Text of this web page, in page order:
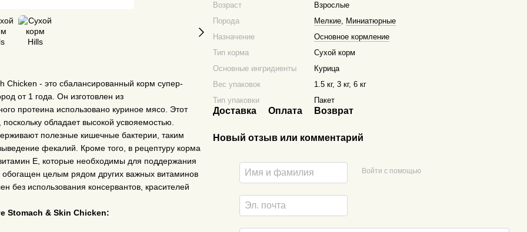
Chicken - это сбалансированный корм супер-
от 1 года. Он изготовлен из
протеина использовано куриное мясо. Этот
обладает высокой усвояемостью.
полезные кишечные бактерии, таким
фекалий. Кроме того, в рецептуру корма
E, которые необходимы для поддержания
целым рядом других важных витаминов
без использования консервантов, красителей
Stomach & Skin Chicken:
Возраст
Взрослые
Порода
Мелкие, Миниатюрные
Назначение
Основное кормление
Тип корма
Сухой корм
Основные ингридиенты
Курица
Вес упаковок
1.5 кг, 3 кг, 6 кг
Тип упаковки
Пакет
Доставка Оплата Возврат
Новый отзыв или комментарий
Войти с помощью